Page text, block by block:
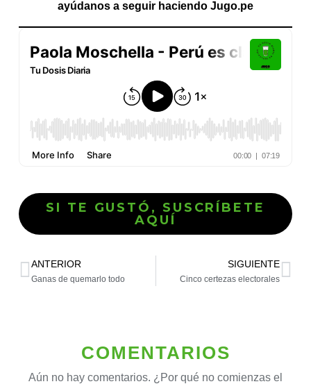
ayúdanos a seguir haciendo Jugo.pe
SI TE GUSTÓ, SUSCRÍBETE
AQUÍ
ANTERIOR
Ganas de quemarlo todo
SIGUIENTE
Cinco certezas electorales
COMENTARIOS
Aún no hay comentarios. ¿Por qué no comienzas el